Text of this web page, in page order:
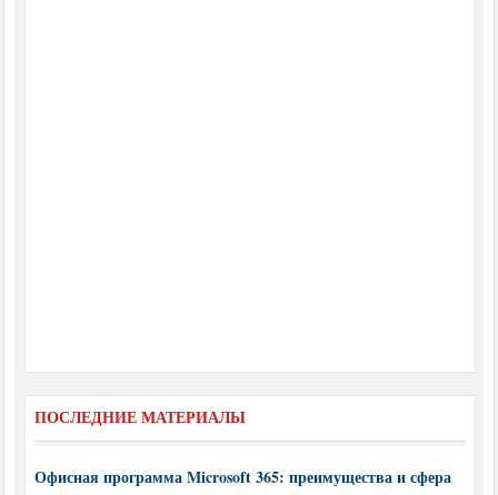
ПОСЛЕДНИЕ МАТЕРИАЛЫ
Офисная программа Microsoft 365: преимущества и сфера